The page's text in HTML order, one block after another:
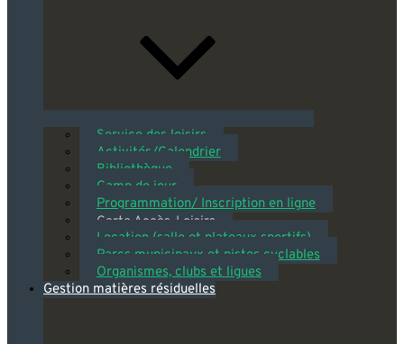
Service des loisirs
Activités/Calendrier
Bibliothèque
Camp de jour
Programmation/ Inscription en ligne
Carte Accès-Loisirs
Location (salle et plateaux sportifs)
Parcs municipaux et pistes cyclables
Organismes, clubs et ligues
Gestion matières résiduelles